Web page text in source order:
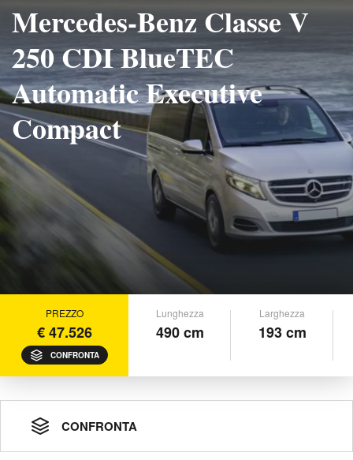
Mercedes-Benz Classe V
250 CDI BlueTEC
Automatic Executive
Compact
PREZZO
€ 47.526
CONFRONTA
Lunghezza
490 cm
Larghezza
193 cm
CONFRONTA